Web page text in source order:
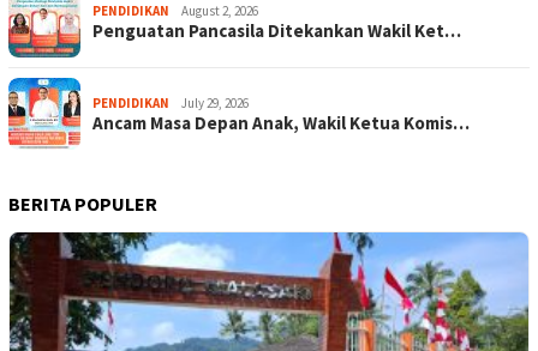
PENDIDIKAN August 2, 2026
Penguatan Pancasila Ditekankan Wakil Ket…
PENDIDIKAN July 29, 2026
Ancam Masa Depan Anak, Wakil Ketua Komis…
BERITA POPULER